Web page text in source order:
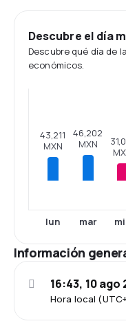
Descubre el día
Descubre qué día de
económicos.
43,211
MXN
lun
46,202
MXN
mar
Información
Hora local
16:43, 10 ago